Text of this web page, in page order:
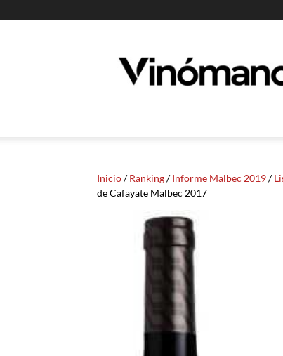
Vinomanos
Inicio/Ranking/Informe Malbec 2019/
de Cafayate Malbec 2017